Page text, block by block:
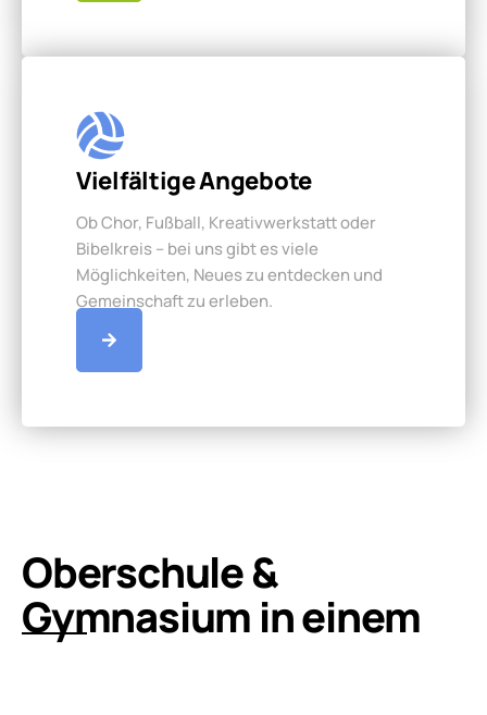
Vielfältige Angebote
Ob Chor, Fußball, Kreativwerkstatt oder
Bibelkreis – bei uns gibt es viele
Möglichkeiten, Neues zu entdecken und
Gemeinschaft zu erleben.
Oberschule &
Gymnasium in einem